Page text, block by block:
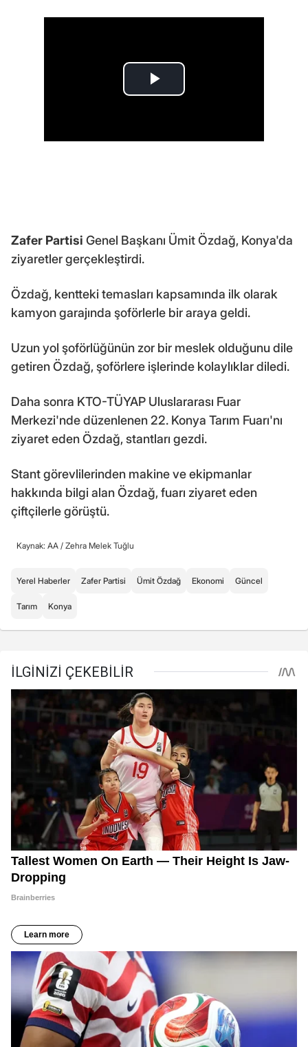
Zafer Partisi Genel Başkanı Ümit Özdağ, Konya'da
ziyaretler gerçekleştirdi.
Özdağ, kentteki temasları kapsamında ilk olarak
kamyon garajında şoförlerle bir araya geldi.
Uzun yol şoförlüğünün zor bir meslek olduğunu dile
getiren Özdağ, şoförlere işlerinde kolaylıklar diledi.
Daha sonra KTO-TÜYAP Uluslararası Fuar
Merkezi'nde düzenlenen 22. Konya Tarım Fuarı'nı
ziyaret eden Özdağ, stantları gezdi.
Stant görevlilerinden makine ve ekipmanlar
hakkında bilgi alan Özdağ, fuarı ziyaret eden
çiftçilerle görüştü.
Kaynak: AA / Zehra Melek Tuğlu
Yerel Haberler Zafer Partisi Ümit Özdağ Ekonomi Güncel
Tarım Konya